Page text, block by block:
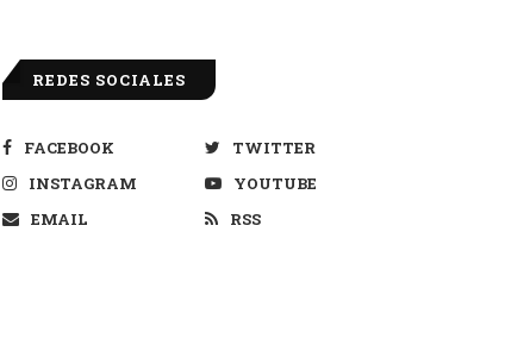
REDES SOCIALES
FACEBOOK
TWITTER
INSTAGRAM
YOUTUBE
EMAIL
RSS